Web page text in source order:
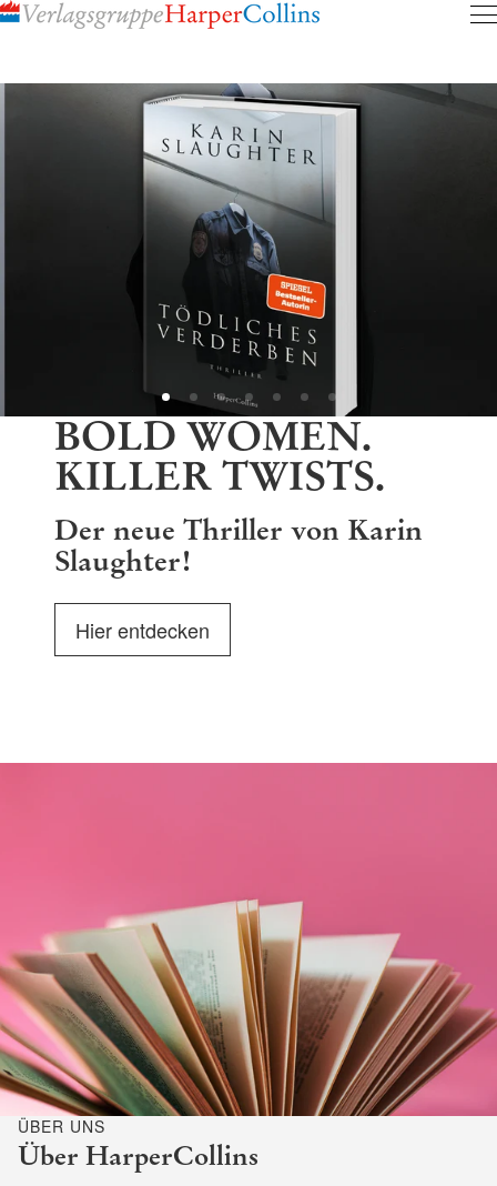
BOLD WOMEN.
KILLER TWISTS.
Der neue Thriller von Karin
Slaughter!
Hier entdecken
ÜBER UNS
Über HarperCollins